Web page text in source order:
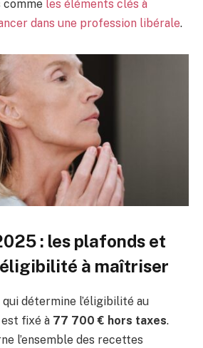
comme les éléments clés à
dans une profession libérale.
: les plafonds et
à maîtriser
détermine l’éligibilité au
fixé à 77 700 € hors taxes.
l’ensemble des recettes